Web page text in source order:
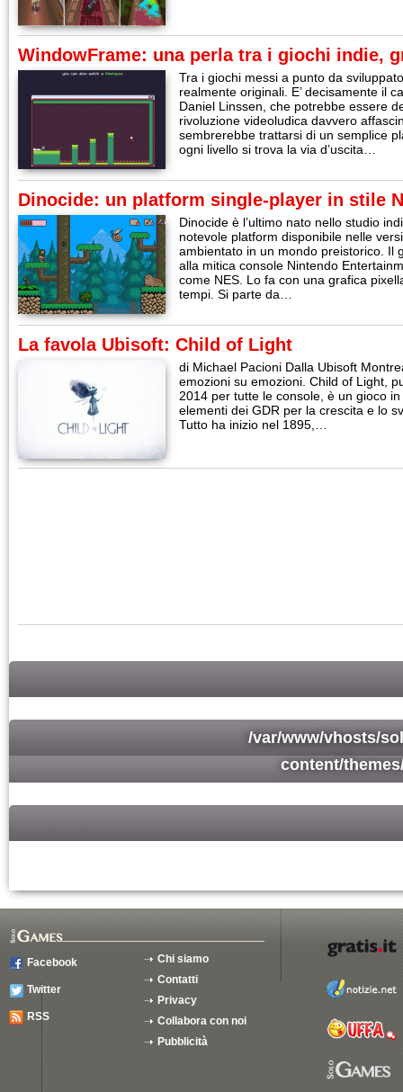
WindowFrame: una perla tra i giochi indie,
Tra i giochi messi a punto da
realmente originali. E’ decisamente il
Daniel Linssen, che potrebbe essere
rivoluzione videoludica davvero
sembrerebbe trattarsi di un semplice
ogni livello si trova la via d’uscita…
Dinocide: un platform single-player in stile
Dinocide è l’ultimo nato nello studio
notevole platform disponibile nelle
ambientato in un mondo preistorico. Il
alla mitica console Nintendo
come NES. Lo fa con una grafica
tempi. Si parte da…
La favola Ubisoft: Child of Light
di Michael Pacioni Dalla Ubisoft
emozioni su emozioni. Child of Light,
2014 per tutte le console, è un gioco
elementi dei GDR per la crescita e lo
Tutto ha inizio nel 1895,…
/var/www/vhosts/
content/
Facebook
Twitter
RSS
Chi siamo
Contatti
Privacy
Collabora con noi
Pubblicità